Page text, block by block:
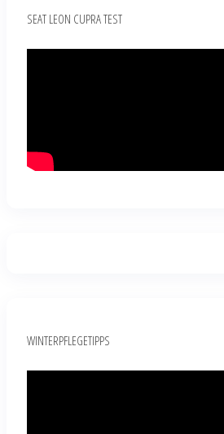
SEAT LEON CUPRA TEST
WINTERPFLEGETIPPS